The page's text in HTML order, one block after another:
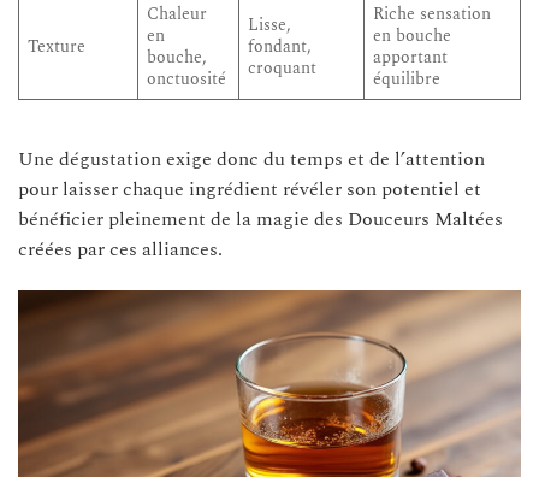
Texture
Chaleur
en
bouche,
onctuosité
Lisse,
fondant,
croquant
Riche sensation
en bouche
apportant
équilibre
Une dégustation exige donc du temps et de l’attention
pour laisser chaque ingrédient révéler son potentiel et
bénéficier pleinement de la magie des Douceurs Maltées
créées par ces alliances.